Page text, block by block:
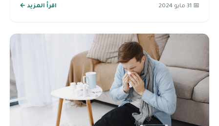
📅 31 مايو 2024 اقرأ المزيد ←